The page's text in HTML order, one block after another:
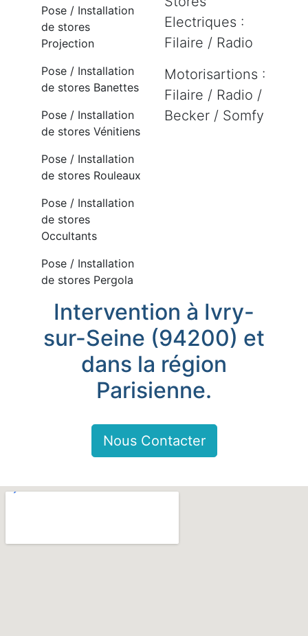
Pose / Installation
de stores
Projection
Pose / Installation
de stores Banettes
Pose / Installation
de stores Vénitiens
Pose / Installation
de stores Rouleaux
Pose / Installation
de stores
Occultants
Pose / Installation
de stores Pergola
Electriques :
Filaire / Radio
Motorisartions :
Filaire / Radio /
Becker / Somfy
Intervention à Ivry-
sur-Seine (94200) et
dans la région
Parisienne.
Nous Contacter